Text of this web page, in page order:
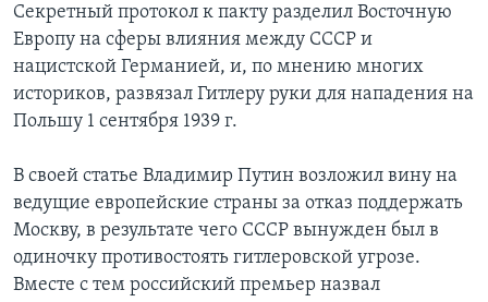
Языки
Секретный протокол к пакту разделил Восточную
Европу на сферы влияния между СССР и
нацистской Германией, и, по мнению многих
историков, развязал Гитлеру руки для нападения на
Польшу 1 сентября 1939 г.
В своей статье Владимир Путин возложил вину на
ведущие европейские страны за отказ поддержать
Москву, в результате чего СССР вынужден был в
одиночку противостоять гитлеровской угрозе.
Вместе с тем российский премьер назвал